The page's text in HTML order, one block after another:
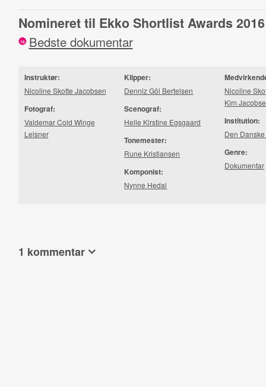
Nomineret til Ekko Shortlist Awards 2016
16 Bedste dokumentar
Instruktør:
Nicoline Skotte Jacobsen
Fotograf:
Valdemar Cold Winge
Leisner
Klipper:
Denniz Göl Bertelsen
Scenograf:
Helle Kirstine Egsgaard
Tonemester:
Rune Kristiansen
Komponist:
Nynne Hedal
Nicoline
Kim
Institution:
Den
Genre:
Dokumentar
1 kommentar